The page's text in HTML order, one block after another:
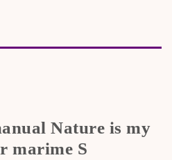
Nature is my
marime S